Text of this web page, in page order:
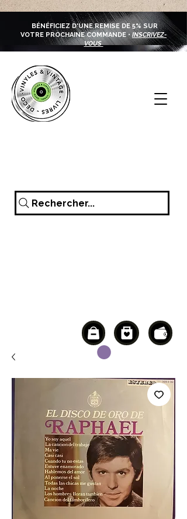
BÉNÉFICIEZ D'UNE REMISE DE 5% SUR
VOTRE PROCHAINE COMMANDE • INSCRIVEZ-
VOUS
Rechercher...